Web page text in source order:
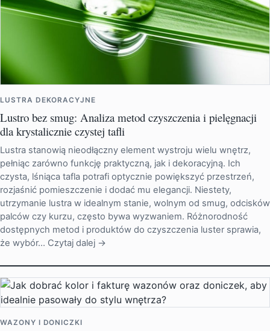
LUSTRA DEKORACYJNE
Lustro bez smug: Analiza metod czyszczenia i pielęgnacji
dla krystalicznie czystej tafli
Lustra stanowią nieodłączny element wystroju wielu wnętrz,
pełniąc zarówno funkcję praktyczną, jak i dekoracyjną. Ich
czysta, lśniąca tafla potrafi optycznie powiększyć przestrzeń,
rozjaśnić pomieszczenie i dodać mu elegancji. Niestety,
utrzymanie lustra w idealnym stanie, wolnym od smug, odcisków
palców czy kurzu, często bywa wyzwaniem. Różnorodność
dostępnych metod i produktów do czyszczenia luster sprawia,
że wybór… Czytaj dalej →
WAZONY I DONICZKI